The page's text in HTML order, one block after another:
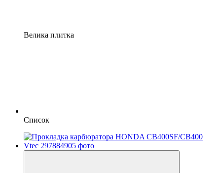
Велика плитка
Список